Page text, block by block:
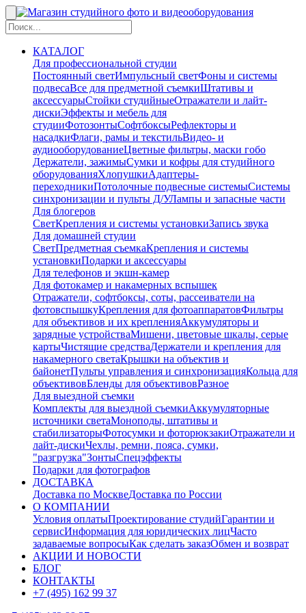
КАТАЛОГ
Для профессиональной студии
Постоянный светИмпульсный светФоны и системы
подвесаВсе для предметной съемкиШтативы и
аксессуарыСтойки студийныеОтражатели и лайт-
дискиЭффекты и мебель для
студииФотозонтыСофтбоксыРефлекторы и
насадкиФлаги, рамы и текстильВидео- и
аудиооборудованиеЦветные фильтры, маски гобо
Держатели, зажимыСумки и кофры для студийного
оборудованияХлопушкиАдаптеры-
переходникиПотолочные подвесные системыСистемы
синхронизации и пульты Д/УЛампы и запасные части
Для блогеров
СветКрепления и системы установкиЗапись звука
Для домашней студии
СветПредметная съемкаКрепления и системы
установкиПодарки и аксессуары
Для телефонов и экшн-камер
Для фотокамер и накамерных вспышек
Отражатели, софтбоксы, соты, рассеиватели на
фотовспышкуКрепления для фотоаппаратовФильтры
для объективов и их крепленияАккумуляторы и
зарядные устройстваМишени, цветовые шкалы, серые
картыЧистящие средстваДержатели и крепления для
накамерного светаКрышки на объектив и
байонетПульты управления и синхронизацияКольца для
объективовБленды для объективовРазное
Для выездной съемки
Комплекты для выездной съемкиАккумуляторные
источники светаМоноподы, штативы и
стабилизаторыФотосумки и фоторюкзакиОтражатели и
лайт-дискиЧехлы, ремни, пояса, сумки,
"разгрузка"ЗонтыСпецэффекты
Подарки для фотографов
ДОСТАВКА
Доставка по МосквеДоставка по России
О КОМПАНИИ
Условия оплатыПроектирование студийГарантии и
сервисИнформация для юридических лицЧасто
задаваемые вопросыКак сделать заказОбмен и возврат
АКЦИИ И НОВОСТИ
БЛОГ
КОНТАКТЫ
+7 (495) 162 99 37